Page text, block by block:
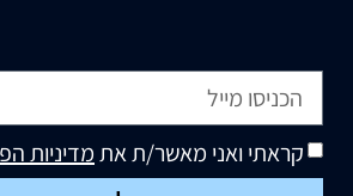
קראתי ואני מאשר/ת אתמדיניות